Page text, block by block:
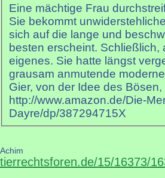
Eine mächtige Frau
Sie bekommt
sich auf die lange und
besten erscheint. Schließlich,
eigenes. Sie hatte längst
grausam anmutende
Gier, von der Idee des
http://www.amazon.de/Die-
Dayre/dp/387294715X
Achim
tierrechtsforen.de/15/16373/